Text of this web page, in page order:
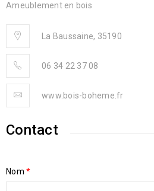
Ameublement en bois
La Baussaine, 35190
06 34 22 37 08
www.bois-boheme.fr
Contact
Nom *